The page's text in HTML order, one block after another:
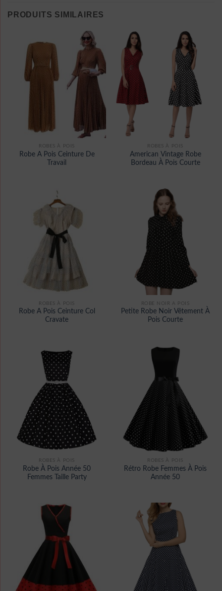
PRODUITS SIMILAIRES
ROBES À POIS
Robe A Pois Ceinture De
Travail
ROBES À POIS
American Vintage Robe
Bordeau À Pois Courte
ROBES À POIS
Robe A Pois Ceinture Col
Cravate
ROBE NOIR A POIS
Petite Robe Noir Vêtement À
Pois Courte
ROBES À POIS
Robe À Pois Année 50
Femmes Taille Party
ROBES À POIS
Rétro Robe Femmes À Pois
Année 50